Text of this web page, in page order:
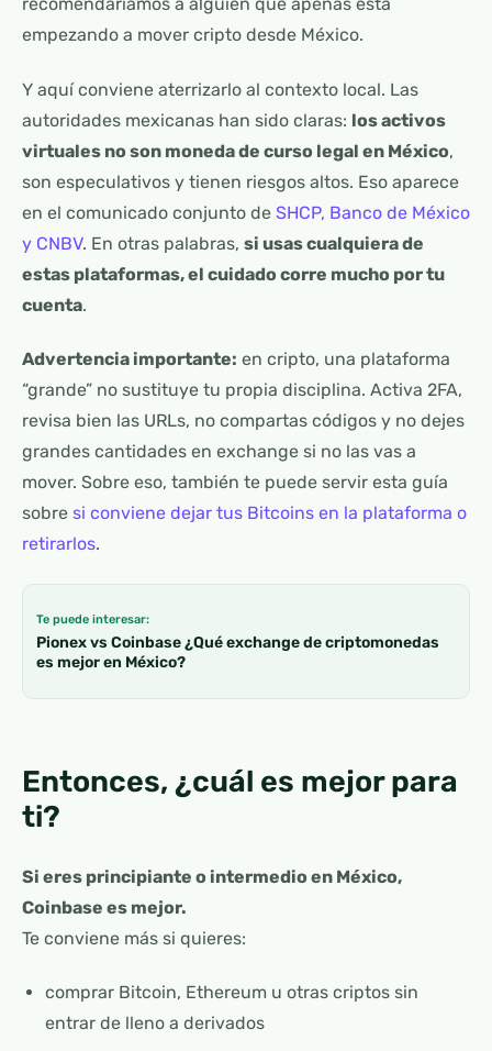
empezando a mover cripto desde México.
Y aquí conviene aterrizarlo al contexto local. Las
autoridades mexicanas han sido claras: los activos
virtuales no son moneda de curso legal en México,
son especulativos y tienen riesgos altos. Eso aparece
en el comunicado conjunto de SHCP, Banco de México
y CNBV. En otras palabras, si usas cualquiera de
estas plataformas, el cuidado corre mucho por tu
cuenta.
Advertencia importante: en cripto, una plataforma
“grande” no sustituye tu propia disciplina. Activa 2FA,
revisa bien las URLs, no compartas códigos y no dejes
grandes cantidades en exchange si no las vas a
mover. Sobre eso, también te puede servir esta guía
sobre si conviene dejar tus Bitcoins en la plataforma o
retirarlos.
Te puede interesar:
Pionex vs Coinbase ¿Qué exchange de criptomonedas
es mejor en México?
Entonces, ¿cuál es mejor para
ti?
Si eres principiante o intermedio en México,
Coinbase es mejor.
Te conviene más si quieres:
comprar Bitcoin, Ethereum u otras criptos sin
entrar de lleno a derivados